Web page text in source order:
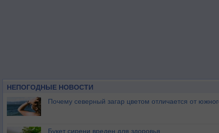
НЕПОГОДНЫЕ НОВОСТИ
Почему северный загар цветом отличается от
Букет сирени вреден для здоровья